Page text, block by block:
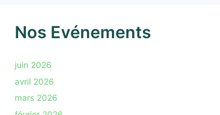
Nos Evénements
juin 2026
avril 2026
mars 2026